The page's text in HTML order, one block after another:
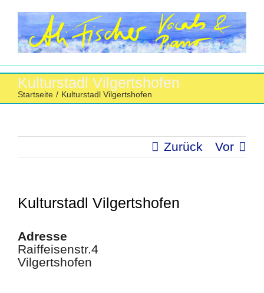
Inhalt
springen
Kulturstadl Vilgertshofen
Startseite / Kulturstadl Vilgertshofen
Zurück Vor
Kulturstadl Vilgertshofen
Adresse
Raiffeisenstr.4
Vilgertshofen